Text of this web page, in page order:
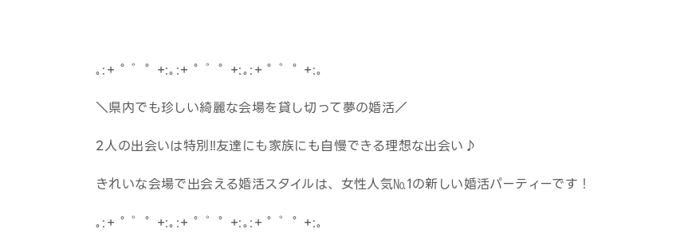
｡:+ ﾟ ゜ﾟ +:｡:+ ﾟ ゜ﾟ +:｡:+ ﾟ ゜ﾟ +:｡
＼県内でも珍しい綺麗な会場を貸し切って夢の婚活／
2人の出会いは特別‼友達にも家族にも自慢できる理想な出会い♪
きれいな会場で出会える婚活スタイルは、女性人気№1の新しい婚活パーティーです！
｡:+ ﾟ ゜ﾟ +:｡:+ ﾟ ゜ﾟ +:｡:+ ﾟ ゜ﾟ +:｡